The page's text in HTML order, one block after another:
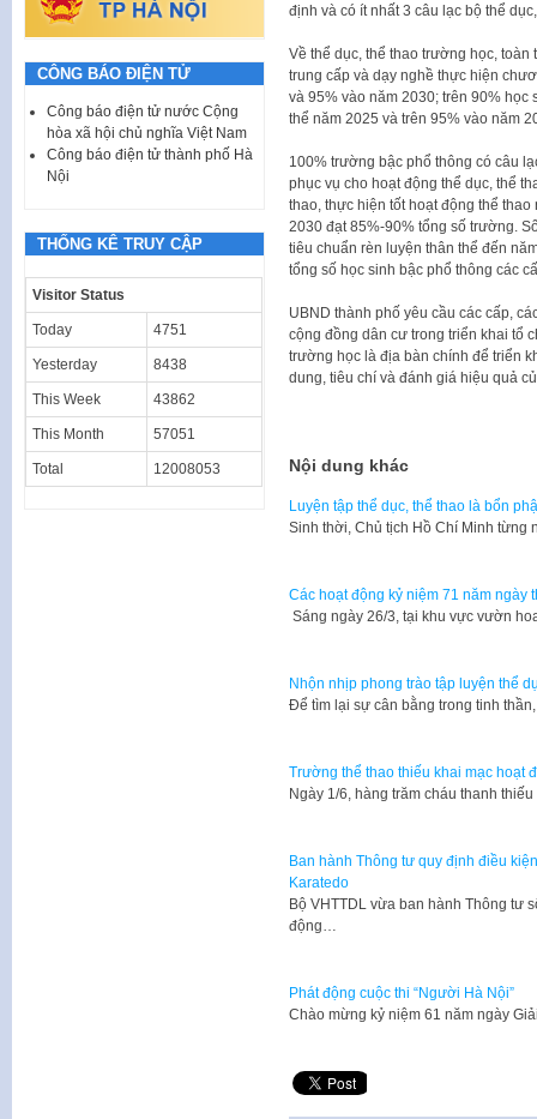
định và có ít nhất 3 câu lạc bộ thể
Về thể dục, thể thao trường học,
trung cấp và dạy nghề thực hiện
và 95% vào năm 2030; trên 90%
thể năm 2025 và trên 95% vào năm
100% trường bậc phổ thông có câu
phục vụ cho hoạt động thể dục, thể
thao, thực hiện tốt hoạt động thể
2030 đạt 85%-90% tổng số trường.
tiêu chuẩn rèn luyện thân thể đến
tổng số học sinh bậc phổ thông các
UBND thành phố yêu cầu các cấp,
cộng đồng dân cư trong triển khai tổ
trường học là địa bàn chính để triển
dung, tiêu chí và đánh giá hiệu quả
Nội dung khác
Luyện tập thể dục, thể thao là bổn
Sinh thời, Chủ tịch Hồ Chí Minh từng
Các hoạt động kỷ niệm 71 năm ngày
Sáng ngày 26/3, tại khu vực vườn
Nhộn nhịp phong trào tập luyện thể
Để tìm lại sự cân bằng trong tinh
Trường thể thao thiếu khai mạc hoạt
Ngày 1/6, hàng trăm cháu thanh
Ban hành Thông tư quy định điều
Karatedo
Bộ VHTTDL vừa ban hành Thông tư
động…
Phát động cuộc thi “Người Hà Nội”
​Chào mừng kỷ niệm 61 năm ngày
CÔNG BÁO ĐIỆN TỬ
Công báo điện tử nước Cộng
hòa xã hội chủ nghĩa Việt Nam
Công báo điện tử thành phố Hà
Nội
THỐNG KÊ TRUY CẬP
Visitor Status
Today 4751
Yesterday 8438
This Week 43862
This Month 57051
Total 12008053